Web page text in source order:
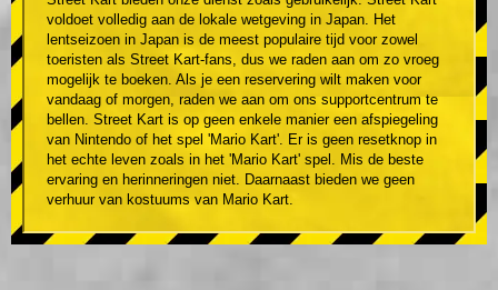
voldoet volledig aan de lokale wetgeving in Japan. Het
lentseizoen in Japan is de meest populaire tijd voor zowel
toeristen als Street Kart-fans, dus we raden aan om zo vroeg
mogelijk te boeken. Als je een reservering wilt maken voor
vandaag of morgen, raden we aan om ons supportcentrum te
bellen. Street Kart is op geen enkele manier een afspiegeling
van Nintendo of het spel 'Mario Kart'. Er is geen resetknop in
het echte leven zoals in het 'Mario Kart' spel. Mis de beste
ervaring en herinneringen niet. Daarnaast bieden we geen
verhuur van kostuums van Mario Kart.